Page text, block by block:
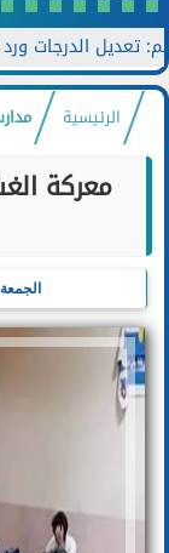
الرئيسية
معركة
الجمعة